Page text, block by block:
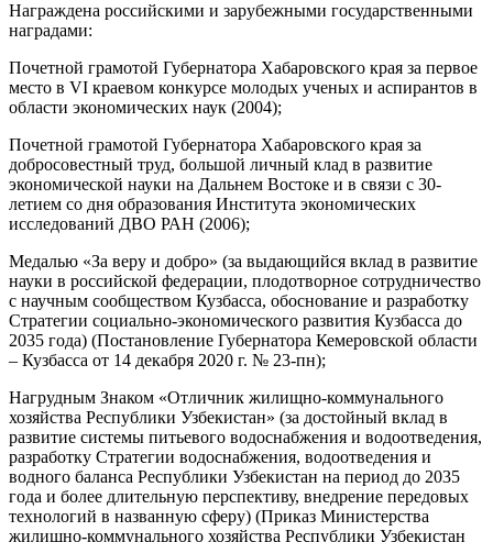
Награждена российскими и зарубежными государственными
наградами:
Почетной грамотой Губернатора Хабаровского края за первое
место в VI краевом конкурсе молодых ученых и аспирантов в
области экономических наук (2004);
Почетной грамотой Губернатора Хабаровского края за
добросовестный труд, большой личный клад в развитие
экономической науки на Дальнем Востоке и в связи с 30-
летием со дня образования Института экономических
исследований ДВО РАН (2006);
Медалью «За веру и добро» (за выдающийся вклад в развитие
науки в российской федерации, плодотворное сотрудничество
с научным сообществом Кузбасса, обоснование и разработку
Стратегии социально-экономического развития Кузбасса до
2035 года) (Постановление Губернатора Кемеровской области
– Кузбасса от 14 декабря 2020 г. № 23-пн);
Нагрудным Знаком «Отличник жилищно-коммунального
хозяйства Республики Узбекистан» (за достойный вклад в
развитие системы питьевого водоснабжения и водоотведения,
разработку Стратегии водоснабжения, водоотведения и
водного баланса Республики Узбекистан на период до 2035
года и более длительную перспективу, внедрение передовых
технологий в названную сферу) (Приказ Министерства
жилищно-коммунального хозяйства Республики Узбекистан